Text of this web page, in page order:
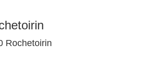
Rochetoirin